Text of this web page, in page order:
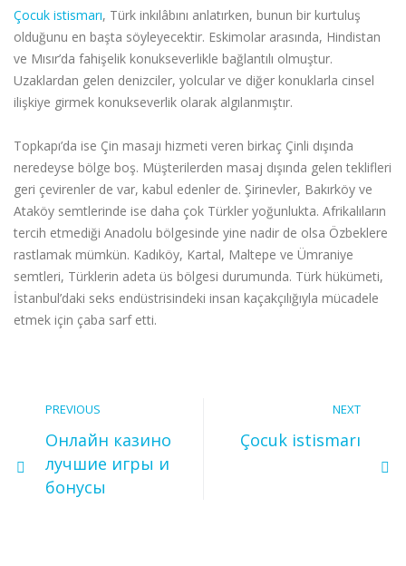
Çocuk istismarı, Türk inkılâbını anlatırken, bunun bir kurtuluş
olduğunu en başta söyleyecektir. Eskimolar arasında, Hindistan
ve Mısır’da fahişelik konukseverlikle bağlantılı olmuştur.
Uzaklardan gelen denizciler, yolcular ve diğer konuklarla cinsel
ilişkiye girmek konukseverlik olarak algılanmıştır.
Topkapı’da ise Çin masajı hizmeti veren birkaç Çinli dışında
neredeyse bölge boş. Müşterilerden masaj dışında gelen teklifleri
geri çevirenler de var, kabul edenler de. Şirinevler, Bakırköy ve
Ataköy semtlerinde ise daha çok Türkler yoğunlukta. Afrikalıların
tercih etmediği Anadolu bölgesinde yine nadir de olsa Özbeklere
rastlamak mümkün. Kadıköy, Kartal, Maltepe ve Ümraniye
semtleri, Türklerin adeta üs bölgesi durumunda. Türk hükümeti,
İstanbul’daki seks endüstrisindeki insan kaçakçılığıyla mücadele
etmek için çaba sarf etti.
PREVIOUS
Онлайн казино
лучшие игры и
бонусы
NEXT
Çocuk istismarı